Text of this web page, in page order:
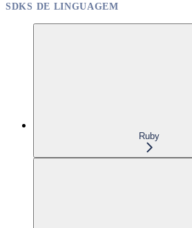
SDKS DE LINGUAGEM
Ruby